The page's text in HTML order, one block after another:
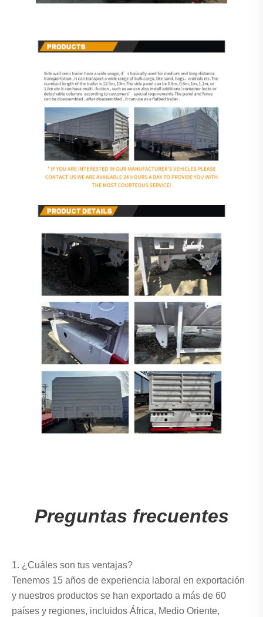
Preguntas frecuentes
1. ¿Cuáles son tus ventajas?
Tenemos 15 años de experiencia laboral en exportación
y nuestros productos se han exportado a más de 60
países y regiones, incluidos África, Medio Oriente,